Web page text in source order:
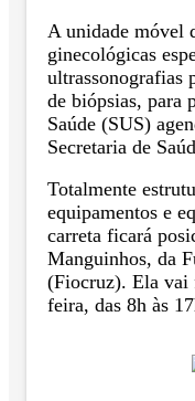
A unidade móvel
ginecológicas
ultrassonografias
de biópsias, para
Saúde (SUS)
Secretaria de
Totalmente
equipamentos e
carreta ficará
Manguinhos, da
(Fiocruz). Ela vai
feira, das 8h às